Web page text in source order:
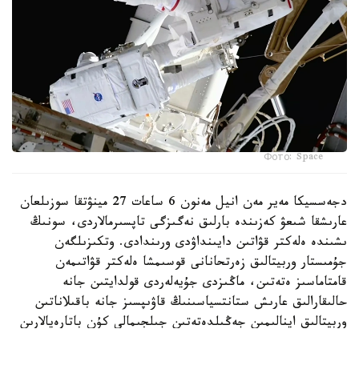
Фото: Space
دجەسسيكا مەير مەن انيل مەنون 6 ساعات 27 مينۋتقا سوزىلعان
عارىشقا شىعۋ كەزىندە بارلىق نەگىزگى تاپسىرمالاردى، سونىڭ
ىشىندە ەلەكتر قۋاتىن دايىنداۋدى ورىندادى. وتكىزىلگەن
جۇمىستار وربيتالىق زەرتحانانى قوسىمشا ەلەكتر قۋاتىمەن
قامتاماسىز ەتەتىن، ماڭىزدى جۇيەلەردى قولدايتىن جانە
حالىقارالىق عارىش ستانتسياسىنىڭ قاۋىپسىز جانە باقىلاناتىن
وربيتالىق اينالىمىن جەڭىلدەتەتىن جىلجىمالى كۇن باتارەيالارىن